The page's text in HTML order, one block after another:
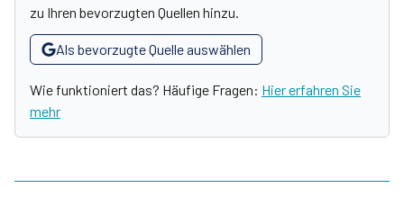
zu Ihren bevorzugten Quellen hinzu.
Als bevorzugte Quelle auswählen
Wie funktioniert das? Häufige Fragen: Hier erfahren Sie
mehr